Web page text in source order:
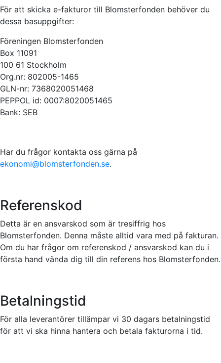
För att skicka e-fakturor till Blomsterfonden behöver du
dessa basuppgifter:
Föreningen Blomsterfonden
Box 11091
100 61 Stockholm
Org.nr: 802005-1465
GLN-nr: 7368020051468
PEPPOL id: 0007:8020051465
Bank: SEB
Har du frågor kontakta oss gärna på
ekonomi@blomsterfonden.se.
Referenskod
Detta är en ansvarskod som är tresiffrig hos
Blomsterfonden. Denna måste alltid vara med på fakturan.
Om du har frågor om referenskod / ansvarskod kan du i
första hand vända dig till din referens hos Blomsterfonden.
Betalningstid
För alla leverantörer tillämpar vi 30 dagars betalningstid
för att vi ska hinna hantera och betala fakturorna i tid.